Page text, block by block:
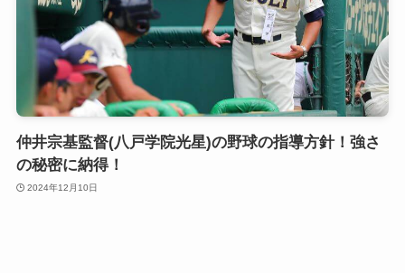
仲井宗基監督(八戸学院光星)の野球の指導方針！強さ
の秘密に納得！
2024年12月10日